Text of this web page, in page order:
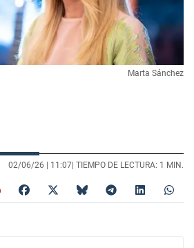
Marta Sánchez
02/06/26 | 11:07 | TIEMPO DE LECTURA: 1 MIN.